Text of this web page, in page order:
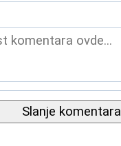
Slanje komentara